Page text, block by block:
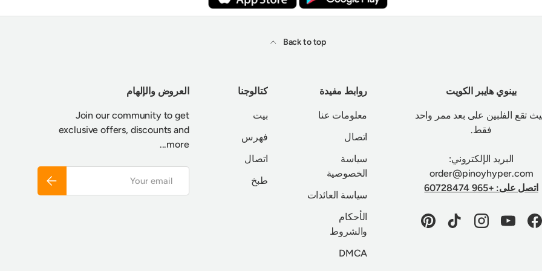
Back to top
بينوي هايبر الكويت
تقع الفلبين على بعد ممر واحد
فقط.
البريد الإلكتروني:
order@pinoyhyper.com
اتصل على: +965 60728474
Facebook
YouTube
Instagram
TikTok
Pinterest
روابط مفيدة
معلومات عنا
اتصال
سياسة
الخصوصية
سياسة العائدات
الأحكام
والشروط
DMCA
كتالوجنا
بيت
فهرس
اتصال
طبخ
العروض والإلهام
Join our community to get
exclusive offers, discounts and
more...
Subscribe